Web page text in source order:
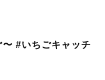
〜 #いちごキャッチ